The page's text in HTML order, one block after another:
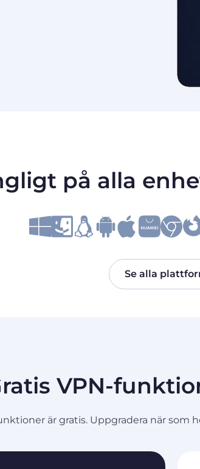
på alla
Se alla
VPN-
är gratis. Uppgradera när som